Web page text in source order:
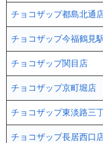
チョコザップ都島北通
チョコザップ今福鶴見
チョコザップ関目店
チョコザップ京町堀店
チョコザップ東淡路三
チョコザップ長居西口